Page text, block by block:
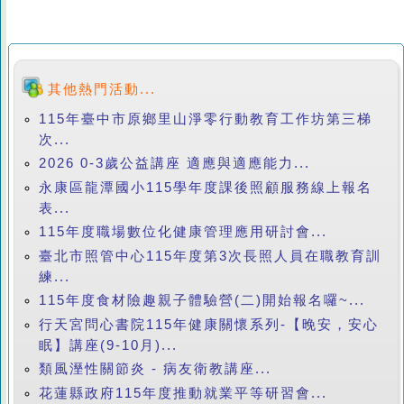
其他熱門活動...
115年臺中市原鄉里山淨零行動教育工作坊第三梯
次...
2026 0-3歲公益講座 適應與適應能力...
永康區龍潭國小115學年度課後照顧服務線上報名
表...
115年度職場數位化健康管理應用研討會...
臺北市照管中心115年度第3次長照人員在職教育訓
練...
115年度食材險趣親子體驗營(二)開始報名囉~...
行天宮問心書院115年健康關懷系列-【晚安，安心
眠】講座(9-10月)...
類風溼性關節炎 - 病友衛教講座...
花蓮縣政府115年度推動就業平等研習會...